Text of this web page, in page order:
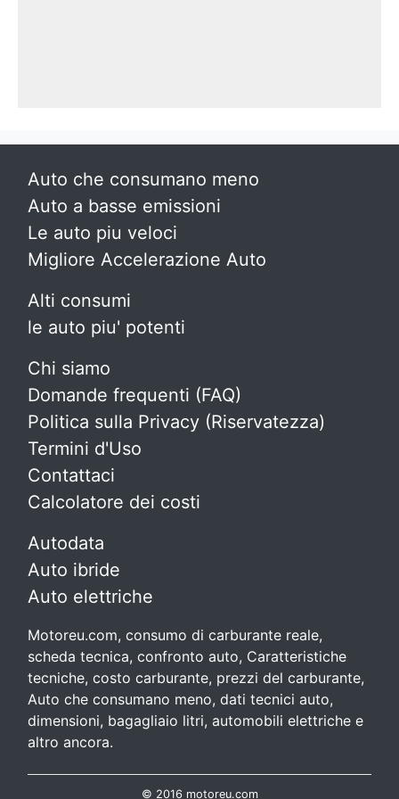
Auto che consumano meno
Auto a basse emissioni
Le auto piu veloci
Migliore Accelerazione Auto
Alti consumi
le auto piu' potenti
Chi siamo
Domande frequenti (FAQ)
Politica sulla Privacy (Riservatezza)
Termini d'Uso
Contattaci
Calcolatore dei costi
Autodata
Auto ibride
Auto elettriche
Motoreu.com, consumo di carburante reale,
scheda tecnica, confronto auto, Caratteristiche
tecniche, costo carburante, prezzi del carburante,
Auto che consumano meno, dati tecnici auto,
dimensioni, bagagliaio litri, automobili elettriche e
altro ancora.
© 2016 motoreu.com